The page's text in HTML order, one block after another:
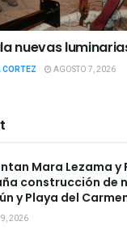
nuevas
CORTEZ AGOSTO 7, 2026
Mara Lezama y
construcción de
y Playa del
9, 2026